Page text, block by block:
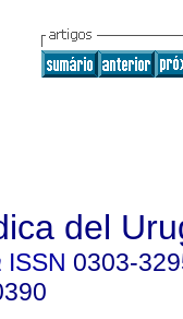
del
ISSN 0303-